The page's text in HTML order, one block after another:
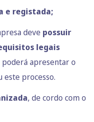
e registada;
deve possuir
legais
apresentar o
este processo.
, de cordo com o